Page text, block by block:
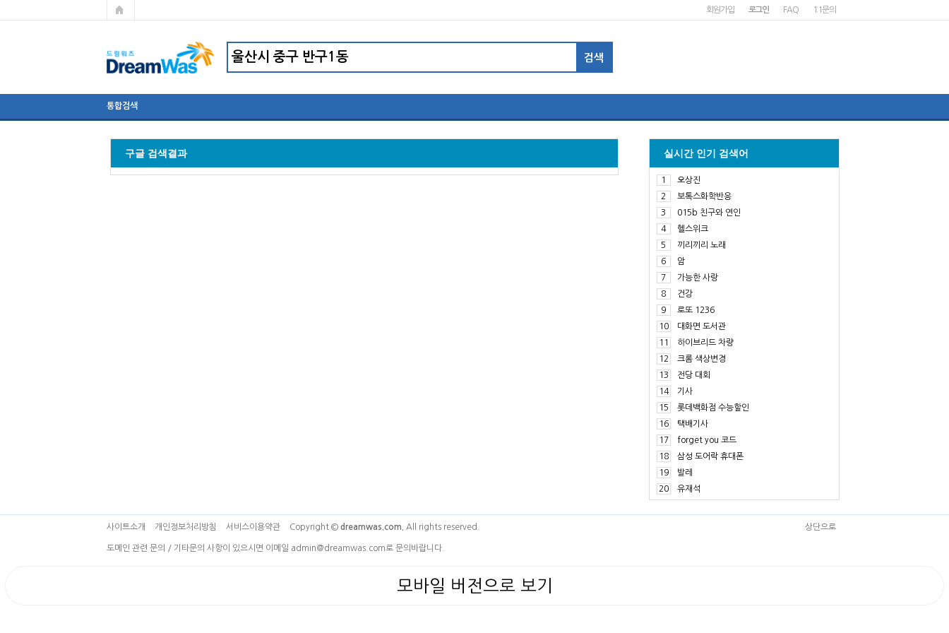
회원가입 로그인 FAQ 1:1문의
통합검색
실시간 인기 검색어
1
오상진
2
보톡스화학반응
3
015b 친구와 연인
4
헬스위크
5
끼리끼리 노래
6
암
7
가능한 사랑
8
건강
9
로또 1236
10
대화면 도서관
11
하이브리드 차량
12
크롬 색상변경
13
전당 대회
14
기사
15
롯데백화점 수능할인
16
택배기사
17
forget you 코드
18
삼성 도어락 휴대폰
19
발레
20
유재석
구글 검색결과
사이트소개 개인정보처리방침 서비스이용약관 Copyright © dreamwas.com. All rights reserved. 상단으로
도메인 관련 문의 / 기타문의 사항이 있으시면 이메일 admin@dreamwas.com로 문의바랍니다.
모바일 버전으로 보기